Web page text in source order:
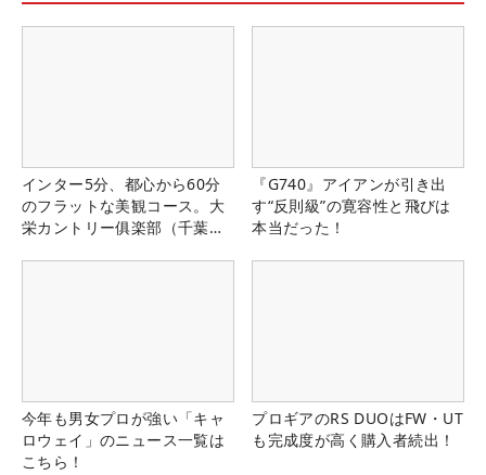
インター5分、都心から60分
のフラットな美観コース。大
栄カントリー俱楽部（千葉
『G740』アイアンが引き出
す“反則級”の寛容性と飛びは
本当だった！
今年も男女プロが強い「キャ
ロウェイ」のニュース一覧は
こちら！
プロギアのRS DUOはFW・UT
も完成度が高く購入者続出！